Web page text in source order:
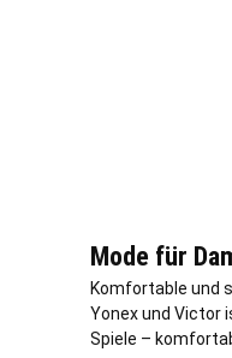
Mode für
Komfortable und
Yonex und Victor
Spiele –